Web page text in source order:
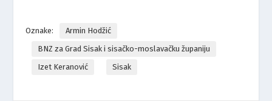
Oznake:
Armin Hodžić
BNZ za Grad Sisak i sisačko-moslavačku županiju
Izet Keranović
Sisak